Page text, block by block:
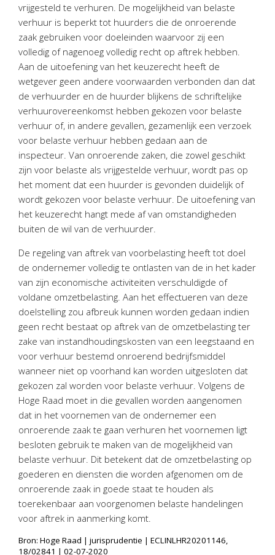
Twinfield – Boekhouden
BaseCone – Facturen
Visionplanner – Rapportage
Klantenportaal – Online dossiers
Online Salaris – Salarissen
Nextens-Accorderen aangiften
vrijgesteld te verhuren. De mogelijkheid van belaste
verhuur is beperkt tot huurders die de onroerende
zaak gebruiken voor doeleinden waarvoor zij een
volledig of nagenoeg volledig recht op aftrek hebben.
Aan de uitoefening van het keuzerecht heeft de
wetgever geen andere voorwaarden verbonden dan dat
de verhuurder en de huurder blijkens de schriftelijke
verhuurovereenkomst hebben gekozen voor belaste
verhuur of, in andere gevallen, gezamenlijk een verzoek
voor belaste verhuur hebben gedaan aan de
inspecteur. Van onroerende zaken, die zowel geschikt
zijn voor belaste als vrijgestelde verhuur, wordt pas op
het moment dat een huurder is gevonden duidelijk of
wordt gekozen voor belaste verhuur. De uitoefening van
het keuzerecht hangt mede af van omstandigheden
buiten de wil van de verhuurder.
De regeling van aftrek van voorbelasting heeft tot doel
de ondernemer volledig te ontlasten van de in het kader
van zijn economische activiteiten verschuldigde of
voldane omzetbelasting. Aan het effectueren van deze
doelstelling zou afbreuk kunnen worden gedaan indien
geen recht bestaat op aftrek van de omzetbelasting ter
zake van instandhoudingskosten van een leegstaand en
voor verhuur bestemd onroerend bedrijfsmiddel
wanneer niet op voorhand kan worden uitgesloten dat
gekozen zal worden voor belaste verhuur. Volgens de
Hoge Raad moet in die gevallen worden aangenomen
dat in het voornemen van de ondernemer een
onroerende zaak te gaan verhuren het voornemen ligt
besloten gebruik te maken van de mogelijkheid van
belaste verhuur. Dit betekent dat de omzetbelasting op
goederen en diensten die worden afgenomen om de
onroerende zaak in goede staat te houden als
toerekenbaar aan voorgenomen belaste handelingen
voor aftrek in aanmerking komt.
Bron: Hoge Raad | jurisprudentie | ECLINLHR20201146,
18/02841 | 02-07-2020